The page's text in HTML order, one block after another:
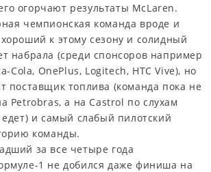
огорчают результаты McLaren.
чемпионская команда вроде и
к этому сезону и солидный
набрала (среди спонсоров например
Cola, OnePlus, Logitech, HTC Vive), но
поставщик топлива (команда пока не
Petrobras, а на Castrol по слухам
и самый слабый пилотский
команды.
за все четыре года
1 не добился даже финиша на